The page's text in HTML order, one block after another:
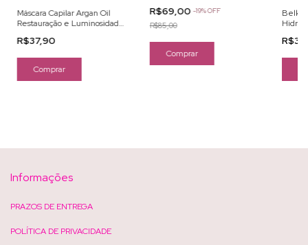
Máscara Capilar Argan Oil
Restauração e Luminosidade
R$37,90
R$69,00 -19%OFF
R$85,00
Belkit
Informações
PRAZOS DE ENTREGA
POLÍTICA DE PRIVACIDADE